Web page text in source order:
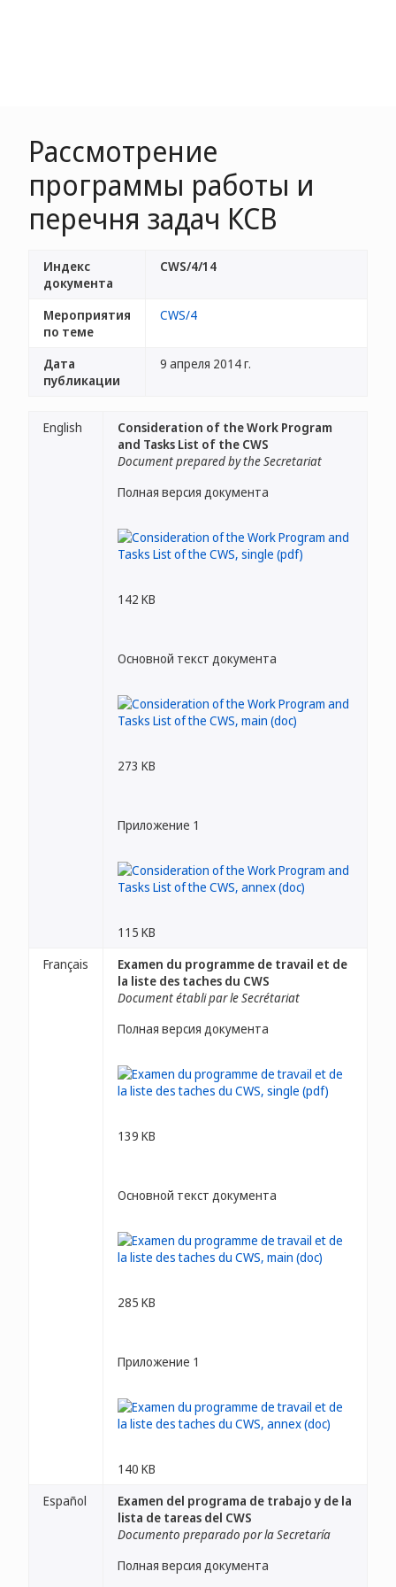
Pассмотрение
программы работы и
перечня задач КСВ
Индекс
документа
CWS/4/14
Мероприятия
по теме
CWS/4
Дата
публикации
9 апреля 2014 г.
English
Consideration of the Work Program
and Tasks List of the CWS
Document prepared by the Secretariat
Полная версия документа
142 KB
Основной текст документа
273 KB
Приложение 1
115 KB
Français
Examen du programme de travail et de
la liste des taches du CWS
Document établi par le Secrétariat
Полная версия документа
139 KB
Основной текст документа
285 KB
Приложение 1
140 KB
Español
Examen del programa de trabajo y de la
lista de tareas del CWS
Documento preparado por la Secretaría
Полная версия документа